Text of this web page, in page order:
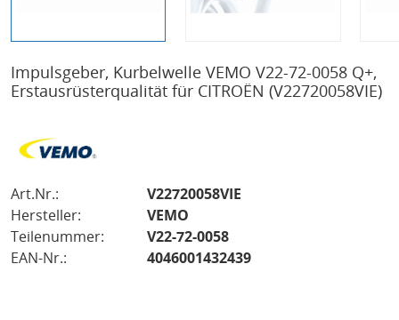
Impulsgeber, Kurbelwelle VEMO V22-72-0058 Q+,
Erstausrüsterqualität für CITROËN (V22720058VIE)
Art.Nr.:
V22720058VIE
Hersteller:
VEMO
Teilenummer:
V22-72-0058
EAN-Nr.:
4046001432439